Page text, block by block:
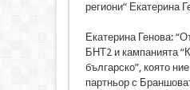
региони“ Екатерина
Екатерина Генова:
БНТ2 и кампанията
българско”, която
партньор с